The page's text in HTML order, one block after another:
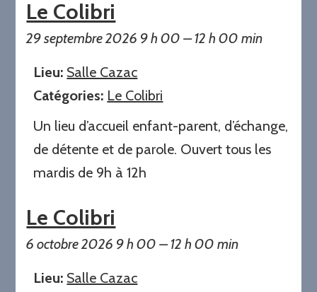
Le Colibri
29 septembre 2026 9 h 00 –12 h 00 min
Lieu: Salle Cazac
Catégories: Le Colibri
Un lieu d’accueil enfant-parent, d’échange,
de détente et de parole. Ouvert tous les
mardis de 9h à 12h
Le Colibri
6 octobre 2026 9 h 00 –12 h 00 min
Lieu: Salle Cazac